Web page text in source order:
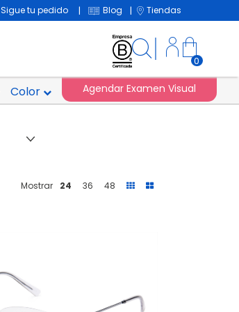
Sigue tu pedido | Blog | Tiendas
0
Agendar Examen Visual
Color
Mostrar 24 36 48